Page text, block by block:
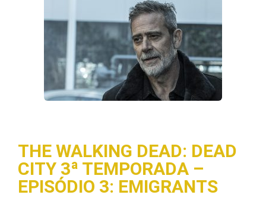
THE WALKING DEAD: DEAD
CITY 3ª TEMPORADA –
EPISÓDIO 3: EMIGRANTS